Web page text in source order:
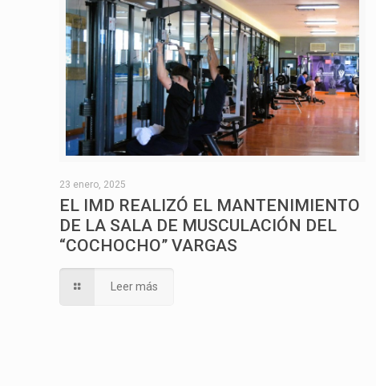
23 enero, 2025
EL IMD REALIZÓ EL MANTENIMIENTO
DE LA SALA DE MUSCULACIÓN DEL
“COCHOCHO” VARGAS
Leer más